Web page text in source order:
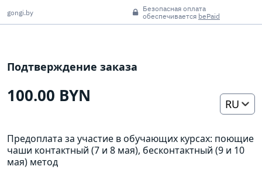
gongi.by
Безопасная оплата
обеспечивается bePaid
Подтверждение заказа
100.00 BYN RU
Предоплата за участие в обучающих курсах: поющие
чаши контактный (7 и 8 мая), беcконтактный (9 и 10
мая) метод